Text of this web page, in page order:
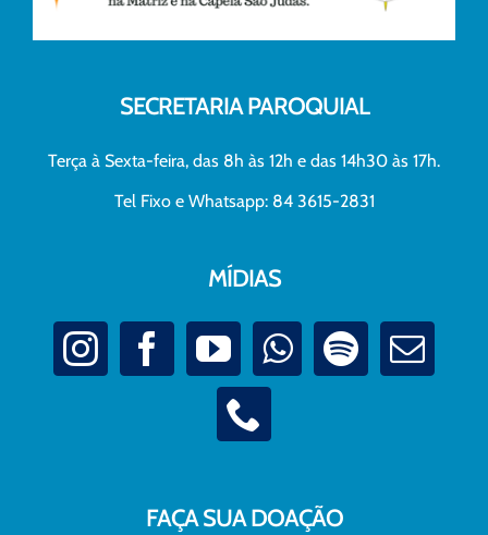
SECRETARIA PAROQUIAL
Terça à Sexta-feira, das 8h às 12h e das 14h30 às 17h.
Tel Fixo e Whatsapp: 84 3615-2831
MÍDIAS
FAÇA SUA DOAÇÃO